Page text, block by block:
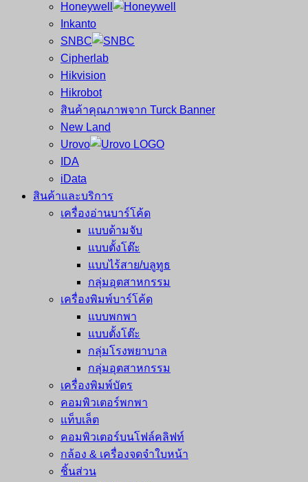
Honeywell
Inkanto
SNBC
Cipherlab
Hikvision
Hikrobot
สินค้าคุณภาพจาก Turck Banner
New Land
Urovo
IDA
iData
สินค้าและบริการ
เครื่องอ่านบาร์โค้ด
แบบด้ามจับ
แบบตั้งโต๊ะ
แบบไร้สาย/บลูทูธ
กลุ่มอุตสาหกรรม
เครื่องพิมพ์บาร์โค้ด
แบบพกพา
แบบตั้งโต๊ะ
กลุ่มโรงพยาบาล
กลุ่มอุตสาหกรรม
เครื่องพิมพ์บัตร
คอมพิวเตอร์พกพา
แท็บเล็ต
คอมพิวเตอร์บนโฟล์คลิฟท์
กล้อง & เครื่องจดจำใบหน้า
ชิ้นส่วน